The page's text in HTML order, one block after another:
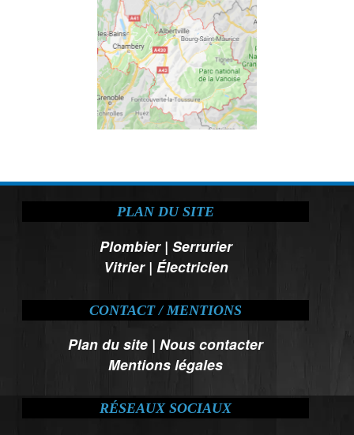
PLAN DU SITE
Plombier| Serrurier
Vitrier| Électricien
CONTACT / MENTIONS
Plan du site |Nous contacter
Mentions légales
RÉSEAUX SOCIAUX